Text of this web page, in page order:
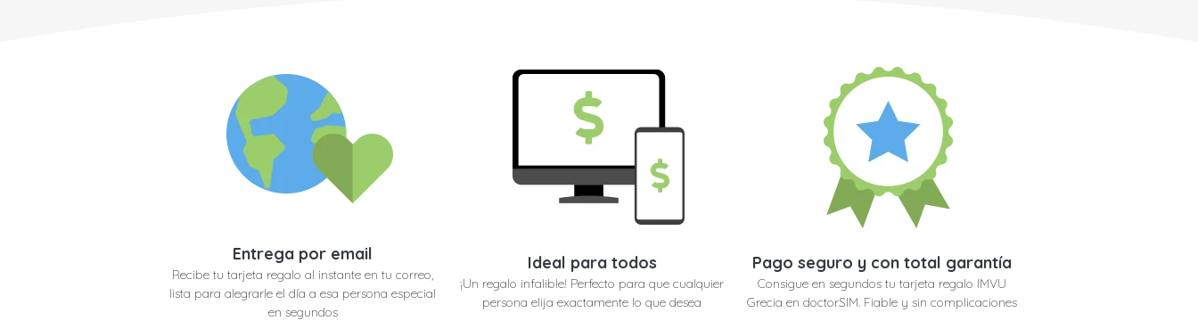
Entrega por email
Recibe tu tarjeta regalo al instante en tu correo,
lista para alegrarle el día a esa persona especial
en segundos
Ideal para todos
¡Un regalo infalible! Perfecto para que cualquier
persona elija exactamente lo que desea
Pago seguro y con total garantía
Consigue en segundos tu tarjeta regalo IMVU
Grecia en doctorSIM. Fiable y sin complicaciones